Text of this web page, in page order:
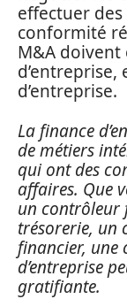
effectuer
conformité
M&A
d’entreprise.
La finance
de métiers
qui ont des
affaires. Que
un contrôleur
trésorerie, un
financier, une
d’entreprise
gratifiante.